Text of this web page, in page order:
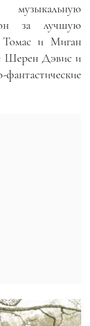
за лучшую
Томас и Миган
Шерен Дэвис и